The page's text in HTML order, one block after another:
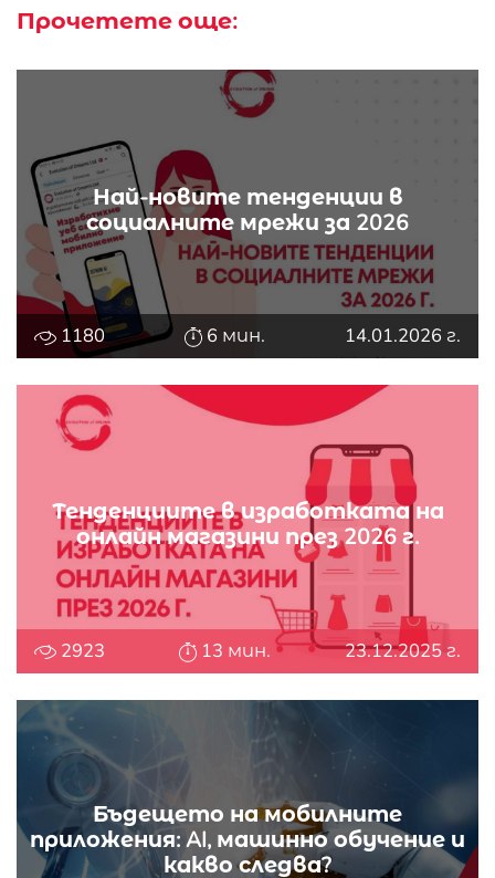
Прочетете още:
Най-новите тенденции в
социалните мрежи за 2026
1180 6 мин. 14.01.2026 г.
Тенденциите в изработката на
онлайн магазини през 2026 г.
2923 13 мин. 23.12.2025 г.
Бъдещето на мобилните
приложения: AI, машинно обучение и
какво следва?